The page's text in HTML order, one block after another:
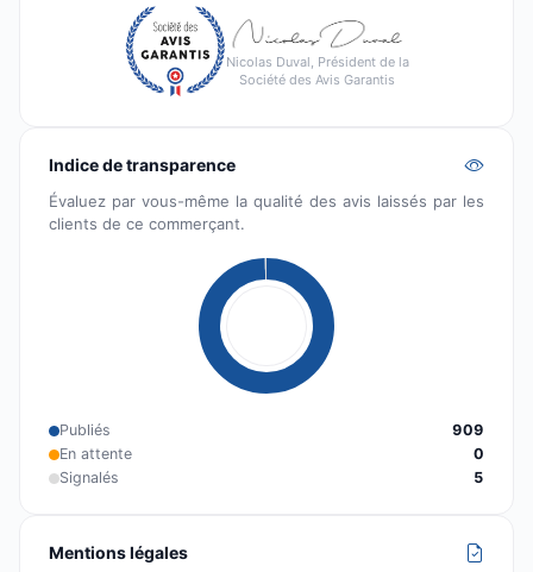
Nicolas Duval, Président de la
Société des Avis Garantis
Indice de transparence
Évaluez par vous-même la qualité des avis laissés par les
clients de ce commerçant.
Publiés
909
En attente
0
Signalés
5
Mentions légales